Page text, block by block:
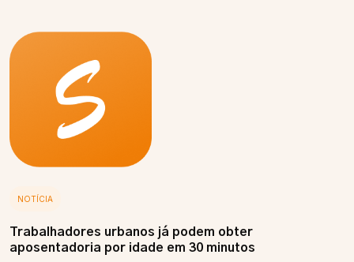
NOTÍCIA
Trabalhadores urbanos já podem obter
aposentadoria por idade em 30 minutos